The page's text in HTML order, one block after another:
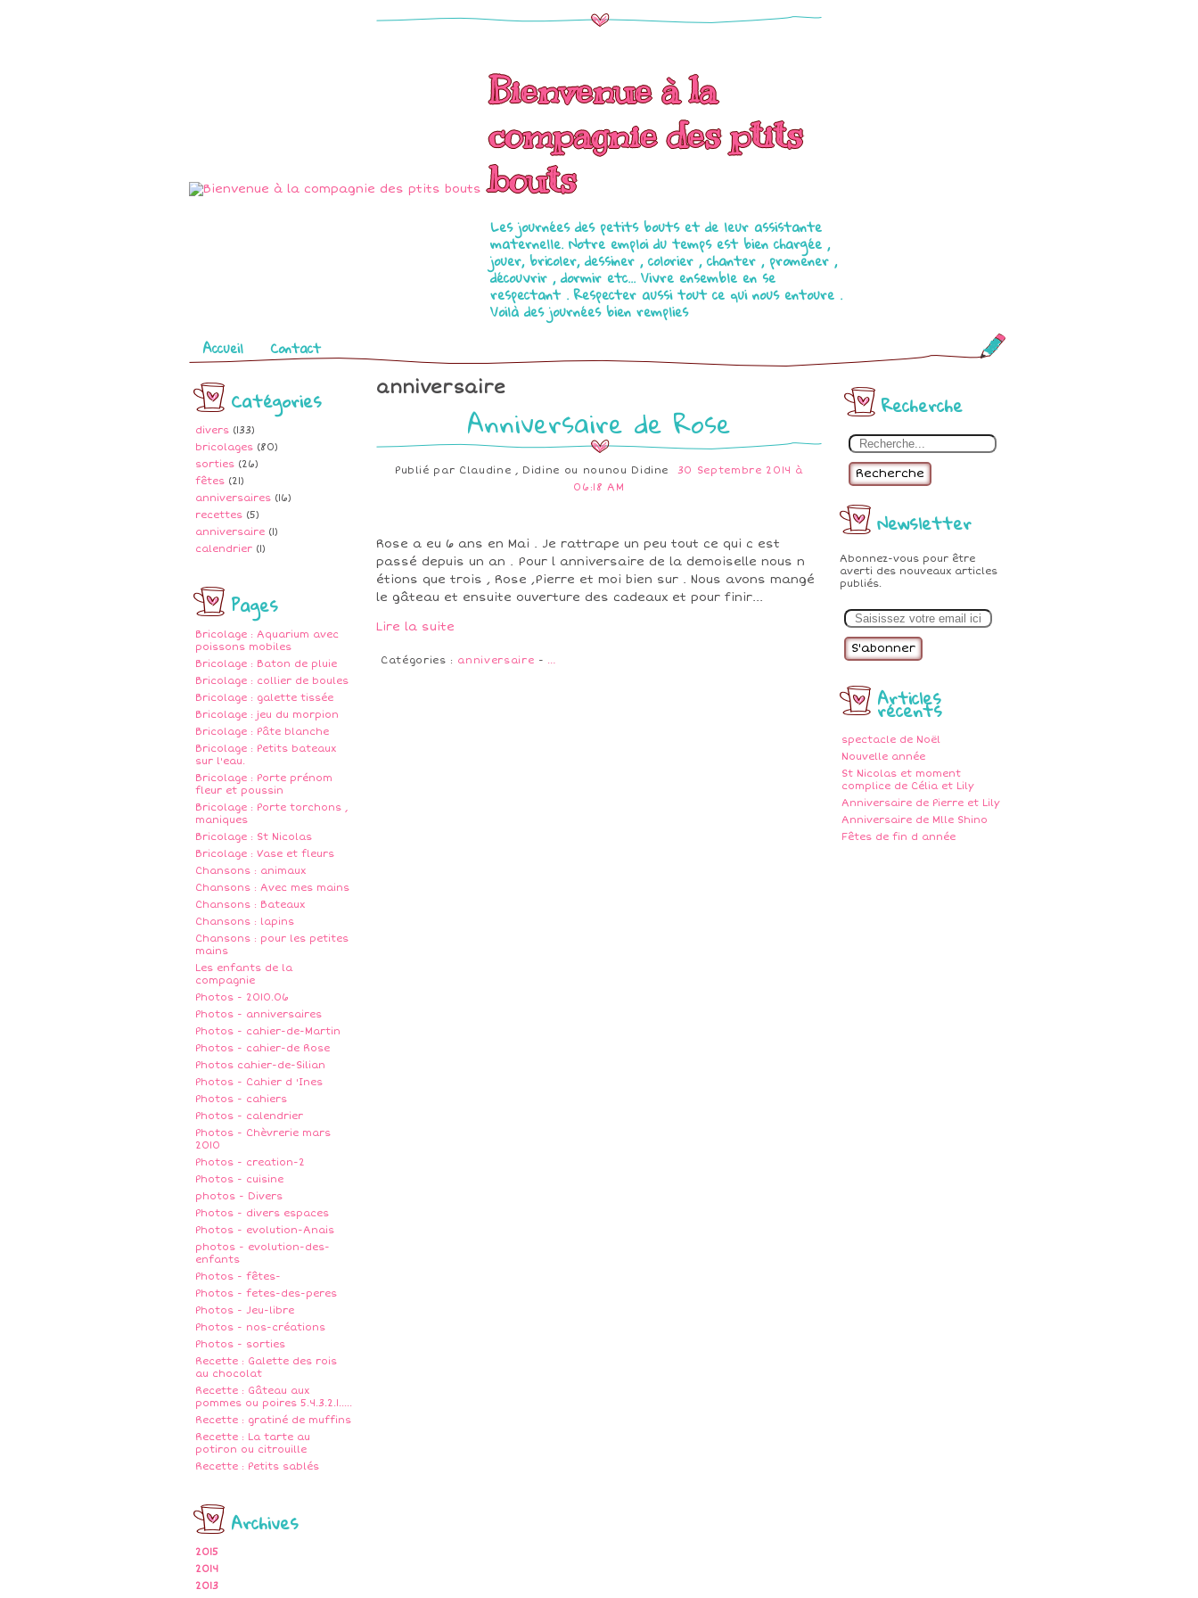
Bienvenue à la
compagnie des ptits
bouts
Les journées des petits bouts et de leur assistante
maternelle. Notre emploi du temps est bien chargée ,
jouer, bricoler, dessiner , colorier , chanter , promener ,
découvrir , dormir etc... Vivre ensemble en se
respectant . Respecter aussi tout ce qui nous entoure .
Voilà des journées bien remplies
Pages
Accueil Contact
Catégories
divers (133)
bricolages (80)
sorties (26)
fêtes (21)
anniversaires (16)
recettes (5)
anniversaire (1)
calendrier (1)
Pages
Bricolage : Aquarium avec
poissons mobiles
Bricolage : Baton de pluie
Bricolage : collier de boules
Bricolage : galette tissée
Bricolage : jeu du morpion
Bricolage : Pâte blanche
Bricolage : Petits bateaux
sur l'eau.
Bricolage : Porte prénom
fleur et poussin
Bricolage : Porte torchons ,
maniques
Bricolage : St Nicolas
Bricolage : Vase et fleurs
Chansons : animaux
Chansons : Avec mes mains
Chansons : Bateaux
Chansons : lapins
Chansons : pour les petites
mains
Les enfants de la
compagnie
Photos - 2010.06
Photos - anniversaires
Photos - cahier-de-Martin
Photos - cahier-de Rose
Photos cahier-de-Silian
Photos - Cahier d 'Ines
Photos - cahiers
Photos - calendrier
Photos - Chèvrerie mars
2010
Photos - creation-2
Photos - cuisine
photos - Divers
Photos - divers espaces
Photos - evolution-Anais
photos - evolution-des-
enfants
Photos - fêtes-
Photos - fetes-des-peres
Photos - Jeu-libre
Photos - nos-créations
Photos - sorties
Recette : Galette des rois
au chocolat
Recette : Gâteau aux
pommes ou poires 5.4.3.2.1.....
Recette : gratiné de muffins
Recette : La tarte au
potiron ou citrouille
Recette : Petits sablés
Archives
2015
2014
2013
Recherche
Recherche
Newsletter
Abonnez-vous pour être
averti des nouveaux articles
publiés.
m
Articles
récents
spectacle de Noël
Nouvelle année
St Nicolas et moment
complice de Célia et Lily
Anniversaire de Pierre et Lily
Anniversaire de Mlle Shino
Fêtes de fin d année
anniversaire
Anniversaire de Rose
Publié par Claudine , Didine ou nounou Didine
30 Septembre 2014 à
06:18 AM
Rose a eu 6 ans en Mai . Je rattrape un peu tout ce qui c est
passé depuis un an . Pour l anniversaire de la demoiselle nous n
étions que trois , Rose ,Pierre et moi bien sur . Nous avons mangé
le gâteau et ensuite ouverture des cadeaux et pour finir...
Lire la suite
Catégories : anniversaire - …